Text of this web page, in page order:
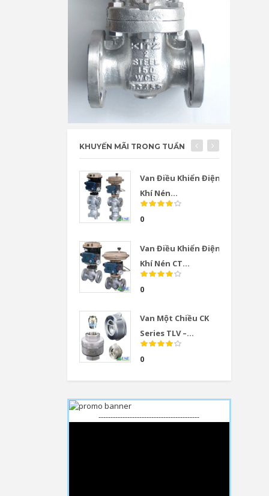
KHUYẾN MÃI TRONG TUẦN
Van Điều Khiển Điện
Khí Nén...
0
Van Điều Khiển Điện
Khí Nén CT...
0
Van Một Chiều CK
Series TLV –...
0
------------------------------------------